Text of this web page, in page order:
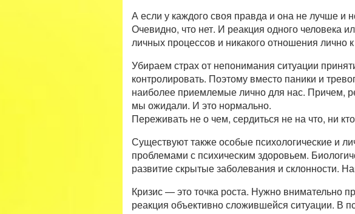
А если у каждого своя правда и она не лучше и
Очевидно, что нет. И реакция одного человека
личных процессов и никакого отношения лично
Убираем страх от непонимания ситуации
контролировать. Поэтому вместо паники и
наиболее приемлемые лично для нас. Причем,
мы ожидали. И это нормально.
Переживать не о чем, сердиться не на что, ни
Существуют также особые психологические и
проблемами с психическим здоровьем.
развитие скрытые заболевания и склонности.
Кризис — это точка роста. Нужно внимательно
реакция объективно сложившейся ситуации. В